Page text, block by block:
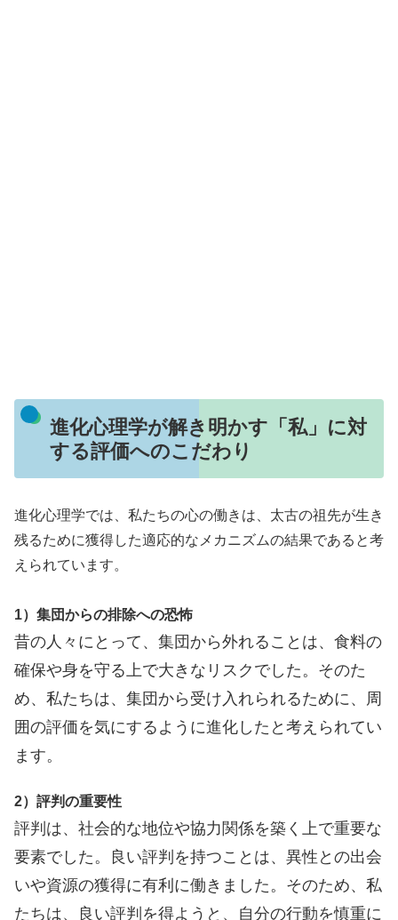
進化心理学が解き明かす「私」に対
する評価へのこだわり
進化心理学では、私たちの心の働きは、太古の祖先が生き
残るために獲得した適応的なメカニズムの結果であると考
えられています。
1）集団からの排除への恐怖
昔の人々にとって、集団から外れることは、食料の
確保や身を守る上で大きなリスクでした。そのた
め、私たちは、集団から受け入れられるために、周
囲の評価を気にするように進化したと考えられてい
ます。
2）評判の重要性
評判は、社会的な地位や協力関係を築く上で重要な
要素でした。良い評判を持つことは、異性との出会
いや資源の獲得に有利に働きました。そのため、私
たちは、良い評判を得ようと、自分の行動を慎重に